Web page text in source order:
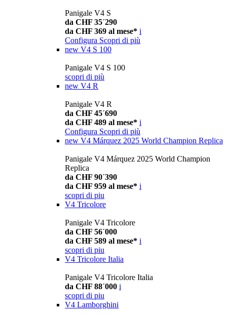
Panigale V4 S
da CHF 35´290
da CHF 369 al mese* i
Configura Scopri di più
new V4 S 100
Panigale V4 S 100
scopri di più
new V4 R
Panigale V4 R
da CHF 45´690
da CHF 489 al mese* i
Configura Scopri di più
new V4 Márquez 2025 World Champion Replica
Panigale V4 Márquez 2025 World Champion
Replica
da CHF 90´390
da CHF 959 al mese* i
scopri di piu
V4 Tricolore
Panigale V4 Tricolore
da CHF 56´000
da CHF 589 al mese* i
scopri di piu
V4 Tricolore Italia
Panigale V4 Tricolore Italia
da CHF 88´000 i
scopri di piu
V4 Lamborghini